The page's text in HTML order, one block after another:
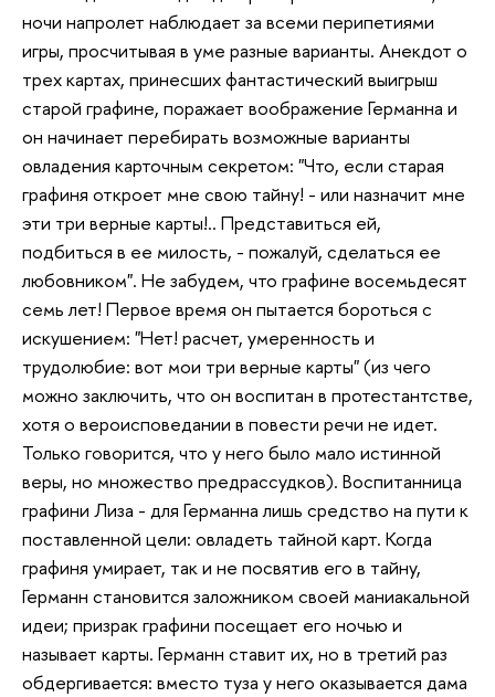
ночи напролет наблюдает за всеми перипетиями
игры, просчитывая в уме разные варианты. Анекдот о
трех картах, принесших фантастический выигрыш
старой графине, поражает воображение Германна и
он начинает перебирать возможные варианты
овладения карточным секретом: "Что, если старая
графиня откроет мне свою тайну! - или назначит мне
эти три верные карты!.. Представиться ей,
подбиться в ее милость, - пожалуй, сделаться ее
любовником". Не забудем, что графине восемьдесят
семь лет! Первое время он пытается бороться с
искушением: "Нет! расчет, умеренность и
трудолюбие: вот мои три верные карты" (из чего
можно заключить, что он воспитан в протестантстве,
хотя о вероисповедании в повести речи не идет.
Только говорится, что у него было мало истинной
веры, но множество предрассудков). Воспитанница
графини Лиза - для Германна лишь средство на пути к
поставленной цели: овладеть тайной карт. Когда
графиня умирает, так и не посвятив его в тайну,
Германн становится заложником своей маниакальной
идеи; призрак графини посещает его ночью и
называет карты. Германн ставит их, но в третий раз
обдергивается: вместо туза у него оказывается дама